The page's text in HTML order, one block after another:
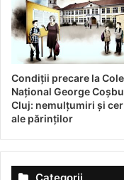
se într-un instrument
Portofel
a efectua plăți în
achiziționa
Bibliotecă
poate fi
eliminând
Gestionarea
Condiții precare la
Național George
Cluj: nemulțumiri și
ale părinților